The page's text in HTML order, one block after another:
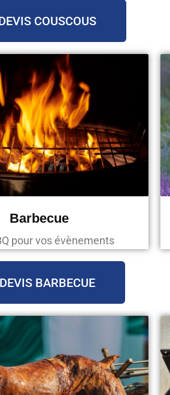
COUSCOUS
Barbecue
pour vos évènements
DEVIS BARBECUE